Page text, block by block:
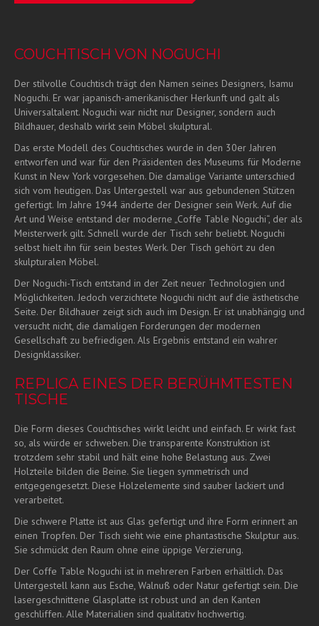
COUCHTISCH VON NOGUCHI
Der stilvolle Couchtisch trägt den Namen seines Designers, Isamu
Noguchi. Er war japanisch-amerikanischer Herkunft und galt als
Universaltalent. Noguchi war nicht nur Designer, sondern auch
Bildhauer, deshalb wirkt sein Möbel skulptural.
Das erste Modell des Couchtisches wurde in den 30er Jahren
entworfen und war für den Präsidenten des Museums für Moderne
Kunst in New York vorgesehen. Die damalige Variante unterschied
sich vom heutigen. Das Untergestell war aus gebundenen Stützen
gefertigt. Im Jahre 1944 änderte der Designer sein Werk. Auf die
Art und Weise entstand der moderne „Coffe Table Noguchi“, der als
Meisterwerk gilt. Schnell wurde der Tisch sehr beliebt. Noguchi
selbst hielt ihn für sein bestes Werk. Der Tisch gehört zu den
skulpturalen Möbel.
Der Noguchi-Tisch entstand in der Zeit neuer Technologien und
Möglichkeiten. Jedoch verzichtete Noguchi nicht auf die ästhetische
Seite. Der Bildhauer zeigt sich auch im Design. Er ist unabhängig und
versucht nicht, die damaligen Forderungen der modernen
Gesellschaft zu befriedigen. Als Ergebnis entstand ein wahrer
Designklassiker.
REPLICA EINES DER BERÜHMTESTEN
TISCHE
Die Form dieses Couchtisches wirkt leicht und einfach. Er wirkt fast
so, als würde er schweben. Die transparente Konstruktion ist
trotzdem sehr stabil und hält eine hohe Belastung aus. Zwei
Holzteile bilden die Beine. Sie liegen symmetrisch und
entgegengesetzt. Diese Holzelemente sind sauber lackiert und
verarbeitet.
Die schwere Platte ist aus Glas gefertigt und ihre Form erinnert an
einen Tropfen. Der Tisch sieht wie eine phantastische Skulptur aus.
Sie schmückt den Raum ohne eine üppige Verzierung.
Der Coffe Table Noguchi ist in mehreren Farben erhältlich. Das
Untergestell kann aus Esche, Walnuß oder Natur gefertigt sein. Die
lasergeschnittene Glasplatte ist robust und an den Kanten
geschliffen. Alle Materialien sind qualitativ hochwertig.